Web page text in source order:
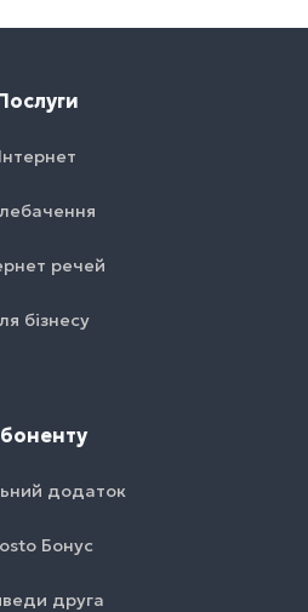
Інтернет
речей
бізнесу
додаток
Бонус
друга